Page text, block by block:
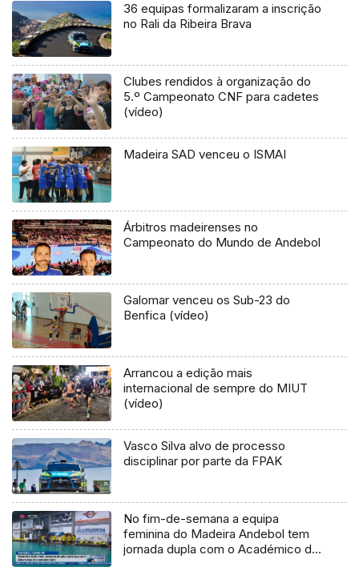
36 equipas formalizaram a inscrição
no Rali da Ribeira Brava
Clubes rendidos à organização do
5.º Campeonato CNF para cadetes
(vídeo)
Madeira SAD venceu o ISMAI
Árbitros madeirenses no
Campeonato do Mundo de Andebol
Galomar venceu os Sub-23 do
Benfica (vídeo)
Arrancou a edição mais
internacional de sempre do MIUT
(vídeo)
Vasco Silva alvo de processo
disciplinar por parte da FPAK
No fim-de-semana a equipa
feminina do Madeira Andebol tem
jornada dupla com o Académico do